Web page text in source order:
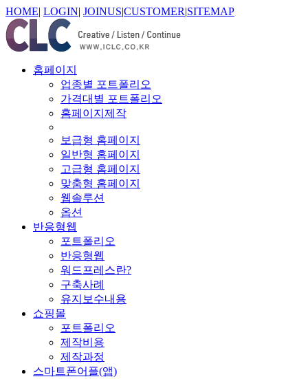
HOME| LOGIN| JOINUS|CUSTOMER|SITEMAP
홈페이지
업종별 포트폴리오
가격대별 포트폴리오
홈페이지제작
보급형 홈페이지
일반형 홈페이지
고급형 홈페이지
맞춤형 홈페이지
웹솔루션
옵션
반응형웹
포트폴리오
반응형웹
워드프레스란?
구축사례
유지보수내용
쇼핑몰
포트폴리오
제작비용
제작과정
스마트폰어플(앱)